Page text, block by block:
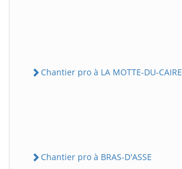
Chantier pro à LA MOTTE-DU-CAIRE
Chantier pro à BRAS-D'ASSE